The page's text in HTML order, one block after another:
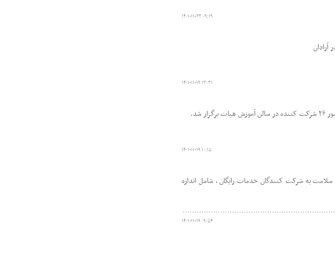
۱۴۰۱-۱۱-۲۳ ۰۹:۱۹
۱۴۰۱-۱۱-۱۹ ۱۳:۳۱
۱۴۰۱-۱۱-۱۹ ۱۰:۱۵
به شرکت کنندگان خدمات رایگان ، شامل اندازه
۱۴۰۱-۱۱-۱۹ ۰۹:۵۴